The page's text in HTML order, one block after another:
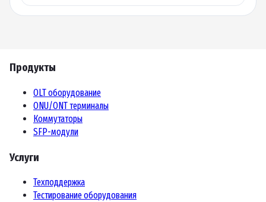
Продукты
OLT оборудование
ONU/ONT терминалы
Коммутаторы
SFP-модули
Услуги
Техподдержка
Тестирование оборудования